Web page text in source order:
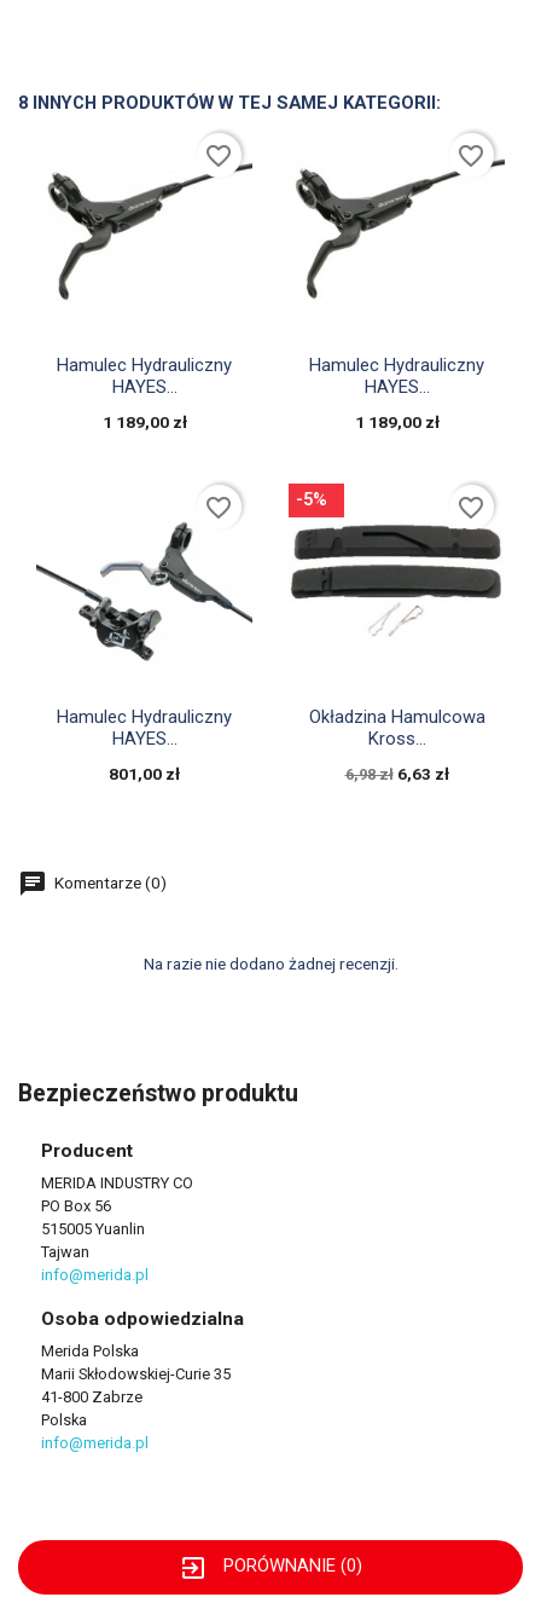
8 INNYCH PRODUKTÓW W TEJ SAMEJ KATEGORII:
Szybki podgląd
Hamulec Hydrauliczny
HAYES...
1 189,00 zł
favorite_border
Szybki podgląd
Hamulec Hydrauliczny
HAYES...
1 189,00 zł
favorite_border
Szybki podgląd
Hamulec Hydrauliczny
HAYES...
801,00 zł
favorite_border
Szybki podgląd
Okładzina Hamulcowa
Kross...
6,98 zł 6,63 zł
-5% favorite_border
Komentarze (0)
Na razie nie dodano żadnej recenzji.
Bezpieczeństwo produktu
Producent
MERIDA INDUSTRY CO
PO Box 56
515005 Yuanlin
Tajwan
info@merida.pl
Osoba odpowiedzialna
Merida Polska
Marii Skłodowskiej-Curie 35
41-800 Zabrze
Polska
info@merida.pl
exit_to_app PORÓWNANIE (0)